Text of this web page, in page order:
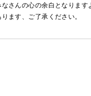
さんの心の余白となります
ます、ご了承ください。